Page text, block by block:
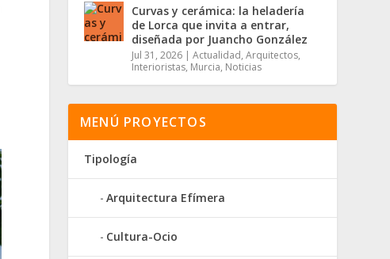
Curvas y cerámica: la heladería
de Lorca que invita a entrar,
diseñada por Juancho González
Jul 31, 2026 | Actualidad, Arquitectos,
Interioristas, Murcia, Noticias
MENÚ PROYECTOS
Tipología
Arquitectura Efímera
Cultura-Ocio